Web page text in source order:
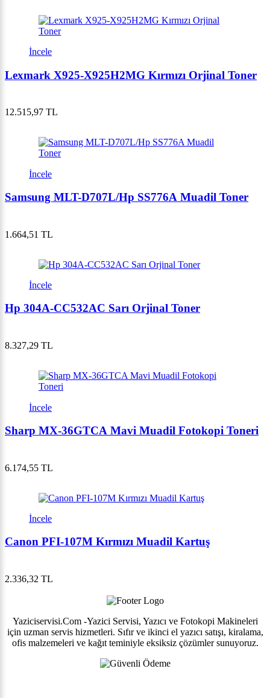
İncele
Lexmark X925-X925H2MG Kırmızı Orjinal Toner
12.515,97 TL
İncele
Samsung MLT-D707L/Hp SS776A Muadil Toner
1.664,51 TL
İncele
Hp 304A-CC532AC Sarı Orjinal Toner
8.327,29 TL
İncele
Sharp MX-36GTCA Mavi Muadil Fotokopi Toneri
6.174,55 TL
İncele
Canon PFI-107M Kırmızı Muadil Kartuş
2.336,32 TL
Yaziciservisi.Com -Yazici Servisi, Yazıcı ve Fotokopi Makineleri
için uzman servis hizmetleri. Sıfır ve ikinci el yazıcı satışı, kiralama,
ofis malzemeleri ve kağıt teminiyle eksiksiz çözümler sunuyoruz.